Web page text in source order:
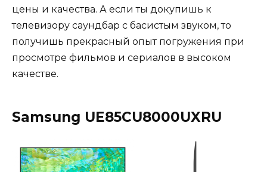
цены и качества. А если ты докупишь к
телевизору саундбар с басистым звуком, то
получишь прекрасный опыт погружения при
просмотре фильмов и сериалов в высоком
качестве.
Samsung UE85CU8000UXRU